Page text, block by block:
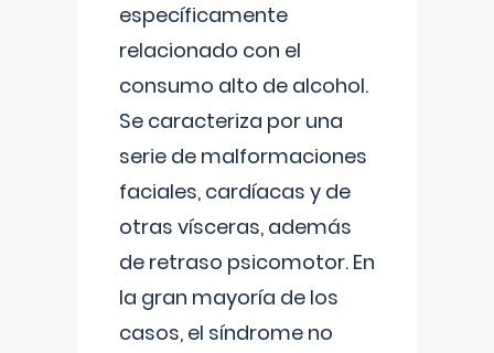
específicamente
relacionado con el
consumo alto de alcohol.
Se caracteriza por una
serie de malformaciones
faciales, cardíacas y de
otras vísceras, además
de retraso psicomotor. En
la gran mayoría de los
casos, el síndrome no